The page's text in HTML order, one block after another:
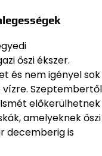
őszi ékszer.
és nem igényel sok
vízre. Szeptembertől
előkerülhetnek
amelyeknek őszi
decemberig is